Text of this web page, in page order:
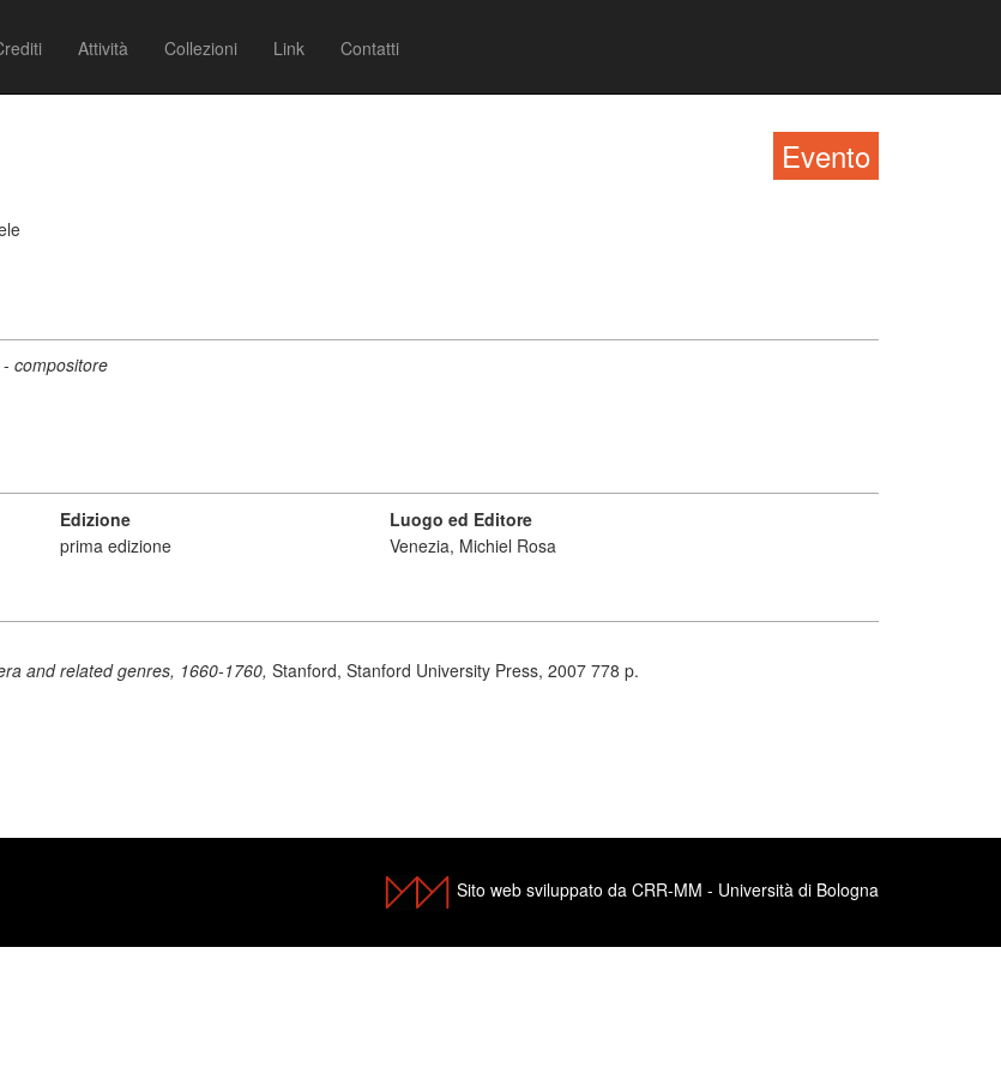
Attività Collezioni Link Contatti
Evento
- compositore
Edizione
Luogo ed Editore
prima edizione Venezia, Michiel Rosa
and related genres, 1660-1760, Stanford, Stanford University Press, 2007 778 p.
Sito web sviluppato da CRR-MM - Università di Bologna